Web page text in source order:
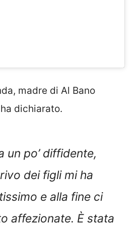
madre di Al Bano
dichiarato.
un po’ diffidente,
dei figli mi ha
e alla fine ci
affezionate. È stata